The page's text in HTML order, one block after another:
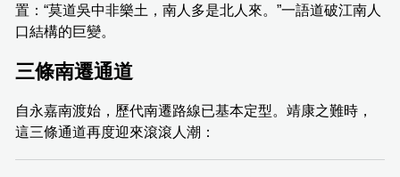
置：“莫道吳中非樂土，南人多是北人來。”一語道破江南人
口結構的巨變。
三條南遷通道
自永嘉南渡始，歷代南遷路線已基本定型。靖康之難時，
這三條通道再度迎來滾滾人潮：